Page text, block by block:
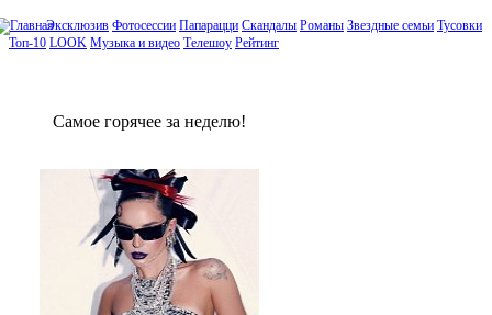
Эксклюзив Фотосессии Папарацци Скандалы Романы Звездные семьи Тусовки
Топ-10 LOOK Музыка и видео Телешоу Рейтинг
Сaмое гoрячее за неделю!